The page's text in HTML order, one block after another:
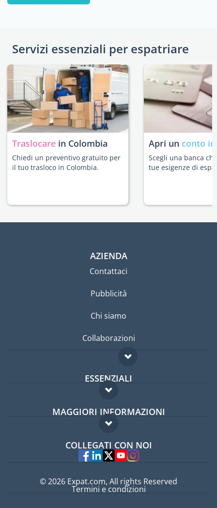
Servizi essenziali per espatriare
Traslocare in Colombia
Chiedi un preventivo gratuito per
il tuo trasloco in Colombia.
Apri un conto
Scegli una banca
tue esigenze di
AZIENDA
Contattaci
Pubblicità
Chi siamo
Collaborazioni
ESSENZIALI
Forum per expat
Guida per expat
MAGGIORI INFORMAZIONI
Domande frequenti
Esperti
COLLEGATI CON NOI
© 2026 Expat.com, All rights Reserved
Termini e condizioni